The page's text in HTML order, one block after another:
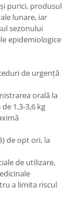
purici, produsul
lunare, iar
sezonului
epidemiologice
de urgență
orală la
1,3-3,6 kg
de opt ori, la
de utilizare,
a limita riscul